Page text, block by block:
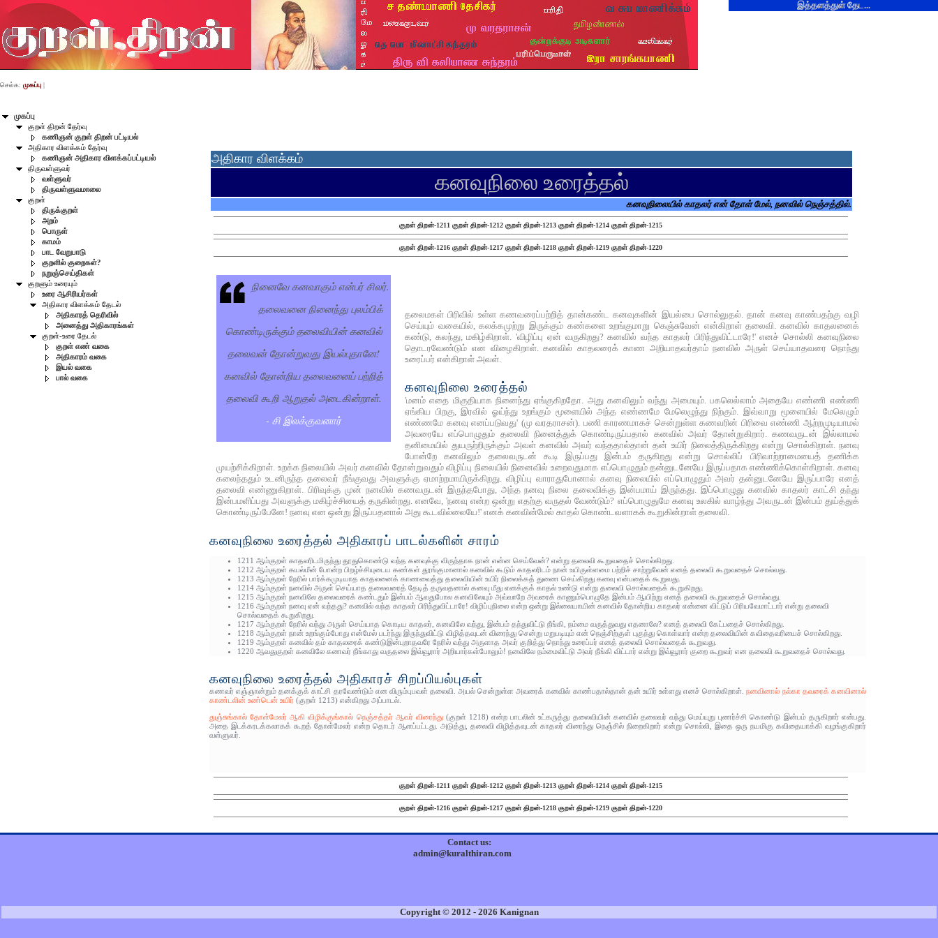
இத்தளத்துள் தேட...
முகப்பு
குறள் திறன் தேர்வு
கணிஞன் குறள் திறன் பட்டியல்
அதிகார விளக்கம் தேர்வு
கணிஞன் அதிகார விளக்கப்பட்டியல்
திருவள்ளுவர்
வள்ளுவர்
திருவள்ளுவமாலை
குறள்
திருக்குறள்
அறம்
பொருள்
காமம்
பாட வேறுபாடு
குறளில் குறைகள்?
நறுஞ்செய்திகள்
குறளும் உரையும்
உரை ஆசிரியர்கள்
அதிகார விளக்கம் தேடல்
அதிகாரத் தெரிவில்
அனைத்து அதிகாரங்கள்
குறள்-உரை தேடல்
குறள் எண் வகை
அதிகாரம் வகை
இயல் வகை
பால் வகை
செல்க: முகப்பு |
அதிகார விளக்கம்
கனவுநிலை உரைத்தல்
கனவுநிலையில் காதலர் என் தோள் மேல், நனவில் நெஞ்சத்தில்.
குறள் திறன்-1211 குறள் திறன்-1212 குறள் திறன்-1213 குறள் திறன்-1214 குறள் திறன்-1215
குறள் திறன்-1216 குறள் திறன்-1217 குறள் திறன்-1218 குறள் திறன்-1219 குறள் திறன்-1220
நினைவே கனவாகும் என்பர் சிலர்.
தலைவனை நினைந்து புலம்பிக்
கொண்டிருக்கும் தலைவியின் கனவில்
தலைவன் தோன்றுவது இயல்புதானே!
கனவில் தோன்றிய தலைவனைப் பற்றித்
தலைவி கூறி ஆறுதல் அடைகின்றாள்.
- சி இலக்குவனார்
தலைமகள் பிரிவில் உள்ள கணவரைப்பற்றித் தான்கண்ட கனவுகளின் இயல்பை சொல்லுதல். தான் கனவு காண்பதற்கு வழி
செய்யும் வகையில், கலக்கமுற்று இருக்கும் கண்களை உறங்குமாறு கெஞ்சுவேன் என்கிறாள் தலைவி. கனவில் காதலனைக்
கண்டு, கலந்து, மகிழ்கிறாள். 'விழிப்பு ஏன் வருகிறது? கனவில் வந்த காதலர் பிரிந்துவிட்டாரே!' எனச் சொல்லி கனவுநிலை
தொடரவேண்டும் என விழைகிறாள். கனவில் காதலரைக் காண அறியாதவர்தாம் நனவில் அருள் செய்யாதவரை நொந்து
உரைப்பர் என்கிறாள் அவள்.
கனவுநிலை உரைத்தல்
'மனம் எதை மிகுதியாக நினைந்து ஏங்குகிறதோ. அது கனவிலும் வந்து அமையும். பகலெல்லாம் அதையே எண்ணி எண்ணி
ஏங்கிய பிறகு, இரவில் ஓய்ந்து உறங்கும் மூளையில் அந்த எண்ணமே மேலெழுந்து நிற்கும். இவ்வாறு மூளையில் மேலெழும்
எண்ணமே கனவு எனப்படுவது' (மு வரதராசன்). பணி காரணமாகச் சென்றுள்ள கணவரின் பிரிவை எண்ணி ஆற்றமுடியாமல்
அவரையே எப்பொழுதும் தலைவி நினைத்துக் கொண்டிருப்பதால் கனவில் அவர் தோன்றுகிறார். கணவருடன் இல்லாமல்
தனிமையில் துயருற்றிருக்கும் அவள் கனவில் அவர் வந்ததால்தான் தன் உயிர் நிலைத்திருக்கிறது என்று சொல்கிறாள். நனவு
போன்றே கனவிலும் தலைவருடன் கூடி இருப்பது இன்பம் தருகிறது என்று சொல்லிப் பிரிவாற்றாமையைத் தணிக்க
முயற்சிக்கிறாள். உறக்க நிலையில்‌ அவர் கனவில் தோன்றுவதும்‌ விழிப்பு நிலையில்‌ நினைவில்‌ உறைவதுமாக எப்பொழுதும் தன்னுடனேயே இருப்பதாக எண்ணிக்கொள்கிறாள். கனவு
கலைந்ததும் உடனிருந்த தலைவர் நீங்குவது அவளுக்கு ஏமாற்றமாயிருக்கிறது. விழிப்பு வாராதுபோனால் கனவு நிலையில் எப்பொழுதும் அவர் தன்னுடனேயே இருப்பாரே எனத்
தலைவி எண்ணுகிறாள். பிரிவுக்கு முன் நனவில் கணவருடன் இருந்தபோது, அந்த நனவு நிலை தலைவிக்கு இன்பமாய் இருந்தது. இப்பொழுது கனவில் காதலர் காட்சி தந்து
இன்பமளிப்பது அவளுக்கு மகிழ்ச்சியைத் தருகின்றது. எனவே, 'நனவு என்ற ஒன்று எதற்கு வருதல் வேண்டும்? எப்பொழுதுமே கனவு உலகில் வாழ்ந்து அவருடன் இன்பம் துய்த்துக்
கொண்டிருப்பேனே! நனவு என ஒன்று இருப்பதனால் அது கூடவில்லையே!' எனக் கனவின்மேல் காதல் கொண்டவளாகக் கூறுகின்றாள் தலைவி.
கனவுநிலை உரைத்தல் அதிகாரப் பாடல்களின் சாரம்
1211 ஆம்குறள் காதலரிடமிருந்து தூதுகொண்டு வந்த கனவுக்கு விருந்தாக நான் என்ன செய்வேன்? என்று தலைவி கூறுவதைச் சொல்கிறது.
1212 ஆம்குறள் கயல்மீன் போன்ற பிறழ்ச்சியுடைய கண்கள் தூங்குமானால் கனவில் கூடும் காதலரிடம் நான் உயிருள்ளமை பற்றிச் சாற்றுவேன் எனத் தலைவி கூறுவதைச் சொல்வது.
1213 ஆம்குறள் நேரில் பார்க்கமுடியாத காதலனைக் காணவைத்து தலைவியின் உயிர் நிலைக்கத் துணை செய்கிறது கனவு என்பதைக் கூறுவது.
1214 ஆம்குறள் நனவில் அருள் செய்யாத தலைவரைத் தேடித் தருவதனால் கனவு மீது எனக்குக் காதல் உண்டு என்று தலைவி சொல்வதைக் கூறுகிறது.
1215 ஆம்குறள் நனவிலே தலைவரைக் கண்டதும் இன்பம் ஆவதுபோல கனவிலேயும் அவ்வாறே அவரைக் காணும்பொழுதே இன்பம் ஆயிற்று எனத் தலைவி கூறுவதைச் சொல்வது.
1216 ஆம்குறள் நனவு ஏன் வந்தது? கனவில் வந்த காதலர் பிரிந்துவிட்டாரே! விழிப்புநிலை என்ற ஒன்று இல்லையாயின் கனவில் தோன்றிய காதலர் என்னை விட்டுப் பிரியவேமாட்டார் என்று தலைவி
சொல்வதைக் கூறுகிறது.
1217 ஆம்குறள் நேரில் வந்து அருள் செய்யாத கொடிய காதலர், கனவிலே வந்து, இன்பம் தந்துவிட்டு நீங்கி, நம்மை வருத்துவது எதனாலே? எனத் தலைவி கேட்பதைச் சொல்கிறது.
1218 ஆம்குறள் நான் உறங்கும்போது என்மேல் படர்ந்து இருந்துவிட்டு விழித்தவுடன் விரைந்து சென்று மறுபடியும் என் நெஞ்சிற்குள் புகுந்து கொள்வார் என்ற தலைவியின் கவிதைவரியைச் சொல்கிறது.
1219 ஆம்குறள் கனவில் தம் காதலரைக் கண்டுஇன்புறாதவரே நேரில் வந்து அருளாத அவர் குறித்து நொந்து உரைப்பர் எனத் தலைவி சொல்வதைக் கூறுவது.
1220 ஆவதுகுறள் கனவிலே கணவர் நீங்காது வருதலை இவ்வூரார் அறியார்கள்போலும்! நனவிலே நம்மைவிட்டு அவர் நீங்கி விட்டார் என்று இவ்வூரார் குறை கூறுவர் என தலைவி கூறுவதைச் சொல்வது.
கனவுநிலை உரைத்தல் அதிகாரச் சிறப்பியல்புகள்
கணவர் எஞ்ஞான்றும் தனக்குக் காட்சி தரவேண்டும் என விரும்புபவள் தலைவி. அயல் சென்றுள்ள அவரைக் கனவில் காண்பதால்தான் தன் உயிர் உள்ளது எனச் சொல்கிறாள்.நனவினால் நல்கா தவரைக் கனவினால்
காண்டலின் உண்டென் உயிர் (குறள் 1213) என்கிறது அப்பாடல்.
துஞ்சுங்கால் தோள்மேலர் ஆகி விழிக்குங்கால் நெஞ்சத்தர் ஆவர் விரைந்து (குறள் 1218) என்ற பாடலின் உட்கருத்து தலைவியின் கனவில் தலைவர் வந்து மெய்யுறு புணர்ச்சி கொண்டு இன்பம் தருகிறார் என்பது.
அதை இடக்கரடக்கலாகக் கூறத் தோள்மேலர் என்ற தொடர் ஆளப்பட்டது. அடுத்து, தலைவி விழித்தவுடன் காதலர் விரைந்து நெஞ்சில் நிறைகிறார் என்று சொல்லி, இதை ஒரு நயமிகு கவிதையாக்கி வழங்குகிறார்
வள்ளுவர்.
குறள் திறன்-1211 குறள் திறன்-1212 குறள் திறன்-1213 குறள் திறன்-1214 குறள் திறன்-1215
குறள் திறன்-1216 குறள் திறன்-1217 குறள் திறன்-1218 குறள் திறன்-1219 குறள் திறன்-1220
Contact us:
admin@kuralthiran.com
Copyright © 2012 - 2026 Kanignan